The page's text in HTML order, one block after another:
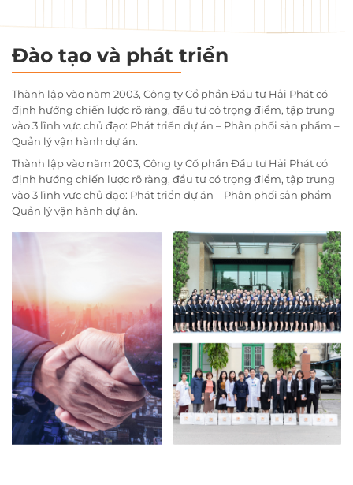
Đào tạo và phát triển
Thành lập vào năm 2003, Công ty Cổ phần Đầu tư Hải Phát có
định hướng chiến lược rõ ràng, đầu tư có trọng điểm, tập trung
vào 3 lĩnh vực chủ đạo: Phát triển dự án – Phân phối sản phẩm –
Quản lý vận hành dự án.
Thành lập vào năm 2003, Công ty Cổ phần Đầu tư Hải Phát có
định hướng chiến lược rõ ràng, đầu tư có trọng điểm, tập trung
vào 3 lĩnh vực chủ đạo: Phát triển dự án – Phân phối sản phẩm –
Quản lý vận hành dự án.